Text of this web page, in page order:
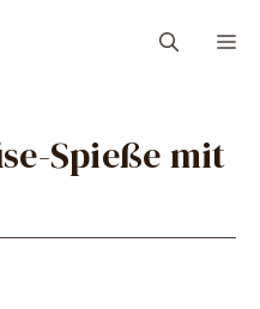
Spieße mit